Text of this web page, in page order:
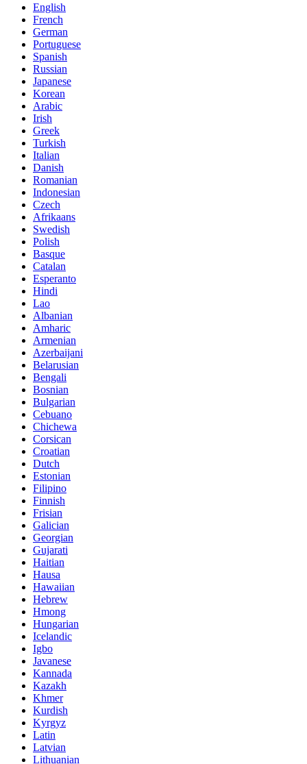
English
French
German
Portuguese
Spanish
Russian
Japanese
Korean
Arabic
Irish
Greek
Turkish
Italian
Danish
Romanian
Indonesian
Czech
Afrikaans
Swedish
Polish
Basque
Catalan
Esperanto
Hindi
Lao
Albanian
Amharic
Armenian
Azerbaijani
Belarusian
Bengali
Bosnian
Bulgarian
Cebuano
Chichewa
Corsican
Croatian
Dutch
Estonian
Filipino
Finnish
Frisian
Galician
Georgian
Gujarati
Haitian
Hausa
Hawaiian
Hebrew
Hmong
Hungarian
Icelandic
Igbo
Javanese
Kannada
Kazakh
Khmer
Kurdish
Kyrgyz
Latin
Latvian
Lithuanian